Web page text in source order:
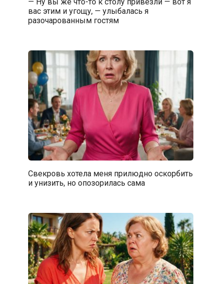
вас этим и угощу, — улыбалась я
разочарованным гостям
Свекровь хотела меня прилюдно оскорбить
и унизить, но опозорилась сама